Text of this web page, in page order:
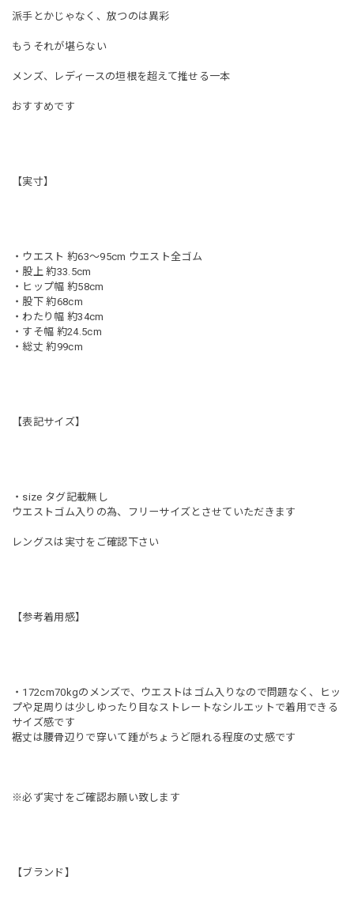
派手とかじゃなく、放つのは異彩
もうそれが堪らない
メンズ、レディースの垣根を超えて推せる一本
おすすめです
【実寸】
・ウエスト 約63〜95cm ウエスト全ゴム
・股上 約33.5cm
・ヒップ幅 約58cm
・股下 約68cm
・わたり幅 約34cm
・すそ幅 約24.5cm
・総丈 約99cm
【表記サイズ】
・size タグ記載無し
ウエストゴム入りの為、フリーサイズとさせていただきます
レングスは実寸をご確認下さい
【参考着用感】
・172cm70kgのメンズで、ウエストはゴム入りなので問題なく、ヒッ
プや足周りは少しゆったり目なストレートなシルエットで着用できる
サイズ感です
裾丈は腰骨辺りで穿いて踵がちょうど隠れる程度の丈感です
※必ず実寸をご確認お願い致します
【ブランド】